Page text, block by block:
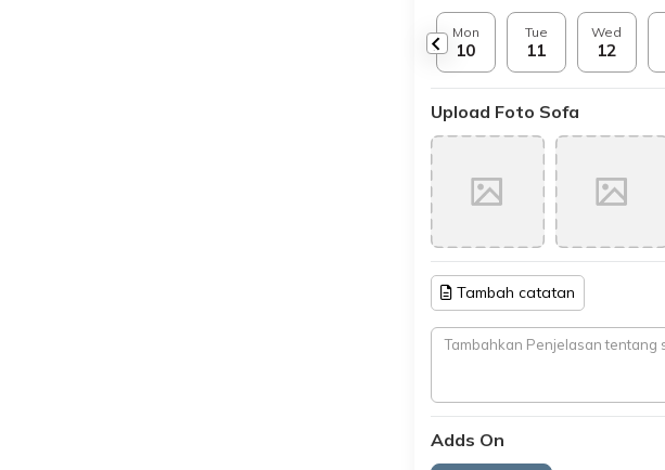
Mon
10
Tue
11
Wed
12
Upload Foto Sofa
Tambah catatan
Adds On